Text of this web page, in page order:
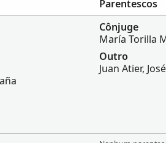
Parentescos
Cônjuge
María Torilla
Outro
Juan Atier,